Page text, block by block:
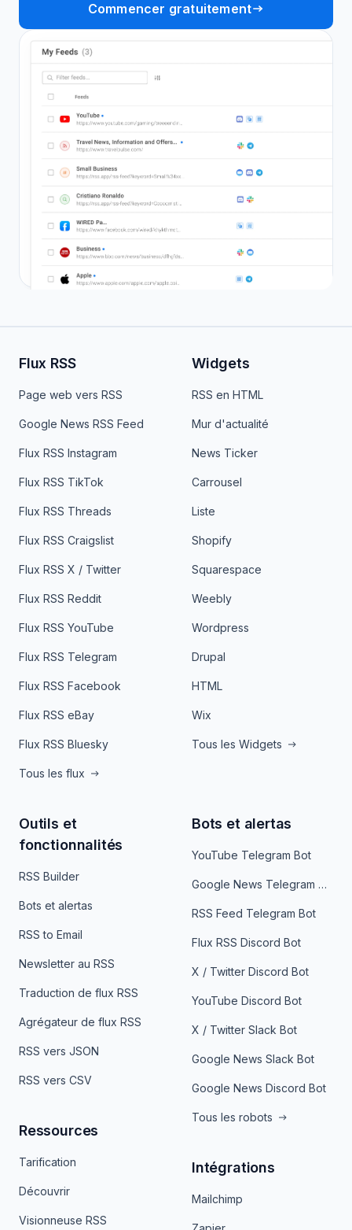
Commencer gratuitement
Flux RSS
Page web vers RSS
Google News RSS Feed
Flux RSS Instagram
Flux RSS TikTok
Flux RSS Threads
Flux RSS Craigslist
Flux RSS X / Twitter
Flux RSS Reddit
Flux RSS YouTube
Flux RSS Telegram
Flux RSS Facebook
Flux RSS eBay
Flux RSS Bluesky
Tous les flux
Widgets
RSS en HTML
Mur d'actualité
News Ticker
Carrousel
Liste
Shopify
Squarespace
Weebly
Wordpress
Drupal
HTML
Wix
Tous les Widgets
Outils et
fonctionnalités
RSS Builder
Bots et alertas
RSS to Email
Newsletter au RSS
Traduction de flux RSS
Agrégateur de flux RSS
RSS vers JSON
RSS vers CSV
Ressources
Tarification
Découvrir
Visionneuse RSS
Bots et alertas
YouTube Telegram Bot
Google News Telegram Bot
RSS Feed Telegram Bot
Flux RSS Discord Bot
X / Twitter Discord Bot
YouTube Discord Bot
X / Twitter Slack Bot
Google News Slack Bot
Google News Discord Bot
Tous les robots
Intégrations
Mailchimp